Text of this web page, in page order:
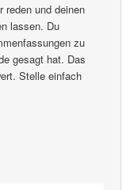
reden und deinen
lassen. Du
zu
gesagt hat. Das
Stelle einfach